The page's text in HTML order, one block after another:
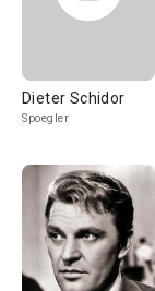
Dieter Schidor
Spoegler